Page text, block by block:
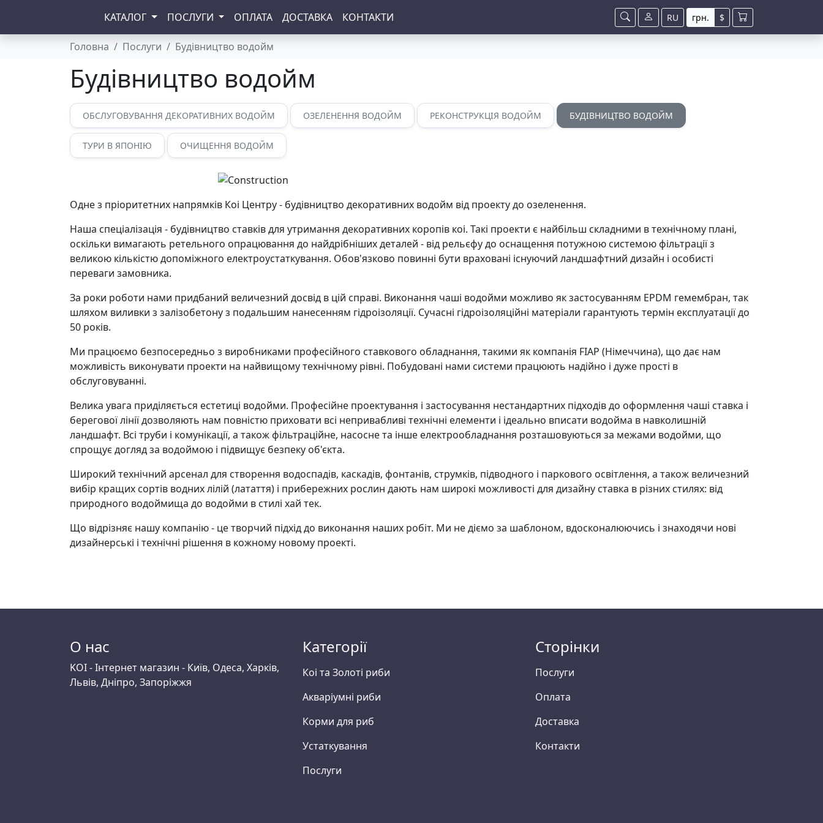
Головна Послуги Будівництво водойм
Будівництво водойм
ОБСЛУГОВУВАННЯ ДЕКОРАТИВНИХ ВОДОЙМ ОЗЕЛЕНЕННЯ ВОДОЙМ РЕКОНСТРУКЦІЯ ВОДОЙМ БУДІВНИЦТВО ВОДОЙМ
ТУРИ В ЯПОНІЮ ОЧИЩЕННЯ ВОДОЙМ
Одне з пріоритетних напрямків Коі Центру - будівництво декоративних водойм від проекту до озеленення.
Наша спеціалізація - будівництво ставків для утримання декоративних коропів коі. Такі проекти є найбільш складними в технічному плані,
оскільки вимагають ретельного опрацювання до найдрібніших деталей - від рельєфу до оснащення потужною системою фільтрації з
великою кількістю допоміжного електроустаткування. Обов'язково повинні бути враховані існуючий ландшафтний дизайн і особисті
переваги замовника.
За роки роботи нами придбаний величезний досвід в цій справі. Виконання чаші водойми можливо як застосуванням EPDM гемембран, так
шляхом виливки з залізобетону з подальшим нанесенням гідроізоляції. Сучасні гідроізоляційні матеріали гарантують термін експлуатації до
50 років.
Ми працюємо безпосередньо з виробниками професійного ставкового обладнання, такими як компанія FIAP (Німеччина), що дає нам
можливість виконувати проекти на найвищому технічному рівні. Побудовані нами системи працюють надійно і дуже прості в
обслуговуванні.
Велика увага приділяється естетиці водойми. Професійне проектування і застосування нестандартних підходів до оформлення чаші ставка і
берегової лінії дозволяють нам повністю приховати всі непривабливі технічні елементи і ідеально вписати водойма в навколишній
ландшафт. Всі труби і комунікації, а також фільтраційне, насосне та інше електрообладнання розташовуються за межами водойми, що
спрощує догляд за водоймою і підвищує безпеку об'єкта.
Широкий технічний арсенал для створення водоспадів, каскадів, фонтанів, струмків, підводного і паркового освітлення, а також величезний
вибір кращих сортів водних лілій (латаття) і прибережних рослин дають нам широкі можливості для дизайну ставка в різних стилях: від
природного водоймища до водойми в стилі хай тек.
Що відрізняє нашу компанію - це творчий підхід до виконання наших робіт. Ми не діємо за шаблоном, вдосконалюючись і знаходячи нові
дизайнерські і технічні рішення в кожному новому проекті.
О нас
KOI - Інтернет магазин - Київ, Одеса, Харків,
Львів, Дніпро, Запоріжжя
Категорії
Коі та Золоті риби
Акваріумні риби
Корми для риб
Устаткування
Послуги
Сторінки
Послуги
Оплата
Доставка
Контакти
КАТАЛОГ ПОСЛУГИ ОПЛАТА ДОСТАВКА КОНТАКТИ RU грн. $